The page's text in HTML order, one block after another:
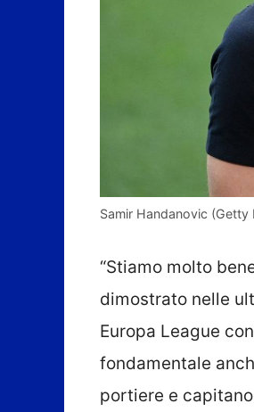
Samir Handanovic (Getty
“Stiamo molto
dimostrato nelle
Europa League
fondamentale
portiere e